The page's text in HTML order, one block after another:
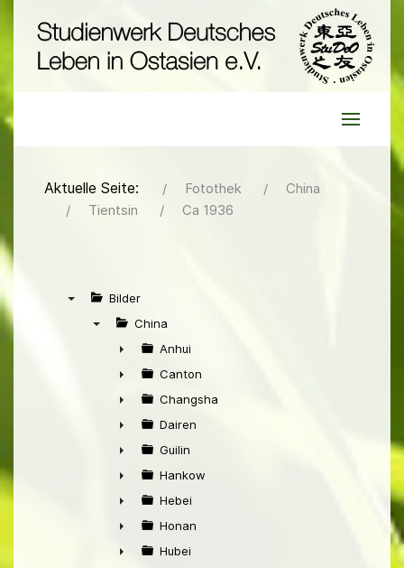
Aktuelle Seite: Fotothek
China
Tientsin
Ca 1936
Bilder
China
►
Anhui
►
Canton
►
Changsha
►
Dairen
►
Guilin
►
Hankow
►
Hebei
►
Honan
Hubei